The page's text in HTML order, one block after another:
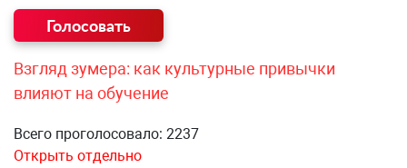
Взгляд зумера: как культурные привычки
влияют на обучение
Всего проголосовало: 2237
Открыть отдельно